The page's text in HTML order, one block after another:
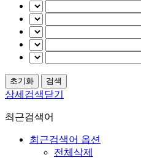
상세검색닫기
최근검색어
최근검색어 옵션
전체삭제